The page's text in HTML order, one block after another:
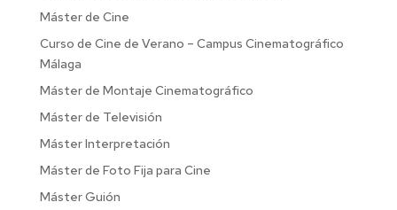
Máster de Cine
Curso de Cine de Verano – Campus Cinematográfico
Málaga
Máster de Montaje Cinematográfico
Máster de Televisión
Máster Interpretación
Máster de Foto Fija para Cine
Máster Guión